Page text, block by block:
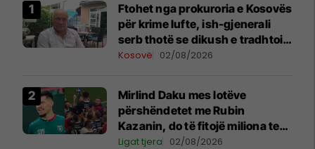
Ftohet nga prokuroria e Kosovës
për krime lufte, ish-gjenerali
serb thotë se dikush e tradhtoi
në Beograd
Kosovë 02/08/2026
Mirlind Daku mes lotëve
përshëndetet me Rubin
Kazanin, do të fitojë miliona te
Spartak Moska
Ligat tjera 02/08/2026